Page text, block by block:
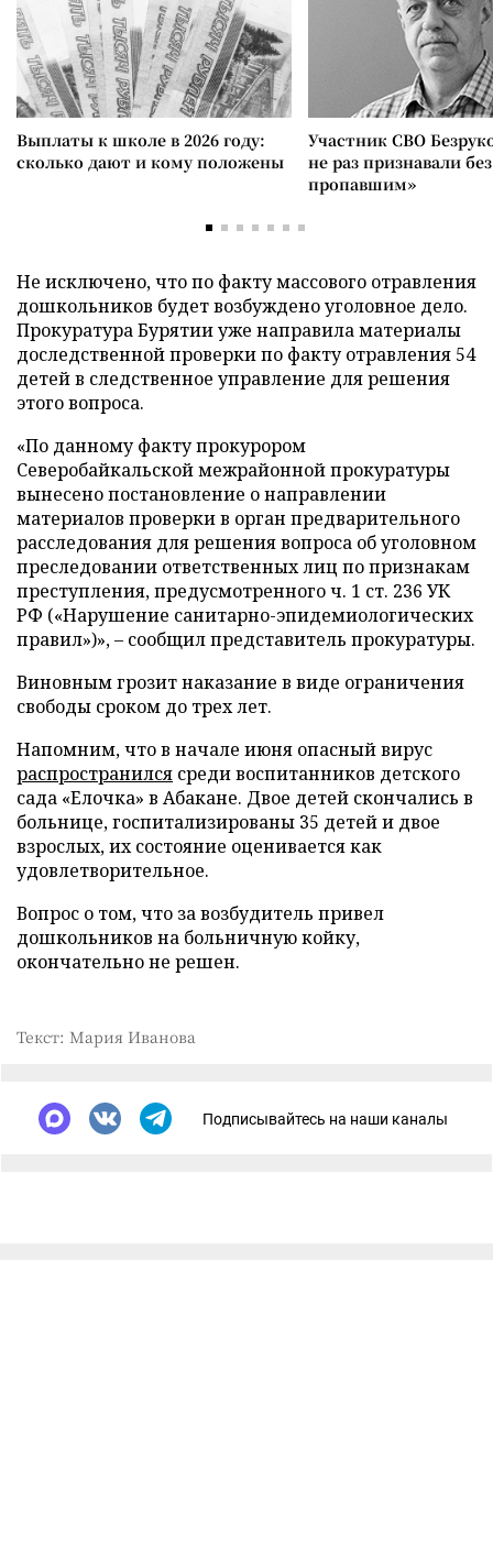
Выплаты к школе в 2026 году:
сколько дают и кому положены
Участник СВО
не раз признавали
пропавшим»
Не исключено, что по факту массового отравления
дошкольников будет возбуждено уголовное дело.
Прокуратура Бурятии уже направила материалы
доследственной проверки по факту отравления 54
детей в следственное управление для решения
этого вопроса.
«По данному факту прокурором
Северобайкальской межрайонной прокуратуры
вынесено постановление о направлении
материалов проверки в орган предварительного
расследования для решения вопроса об уголовном
преследовании ответственных лиц по признакам
преступления, предусмотренного ч. 1 ст. 236 УК
РФ («Нарушение санитарно-эпидемиологических
правил»)», – сообщил представитель прокуратуры.
Виновным грозит наказание в виде ограничения
свободы сроком до трех лет.
Напомним, что в начале июня опасный вирус
распространился среди воспитанников детского
сада «Елочка» в Абакане. Двое детей скончались в
больнице, госпитализированы 35 детей и двое
взрослых, их состояние оценивается как
удовлетворительное.
Вопрос о том, что за возбудитель привел
дошкольников на больничную койку,
окончательно не решен.
Текст: Мария Иванова
Подписывайтесь на наши каналы